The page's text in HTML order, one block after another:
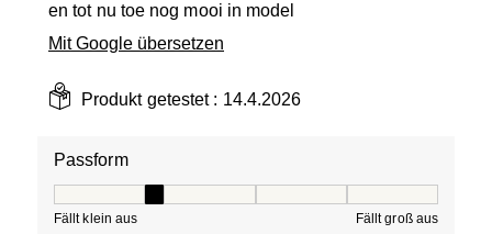
en tot nu toe nog mooi in model
Mit Google übersetzen
Produkt getestet : 14.4.2026
Passform
Fällt klein aus Fällt groß aus